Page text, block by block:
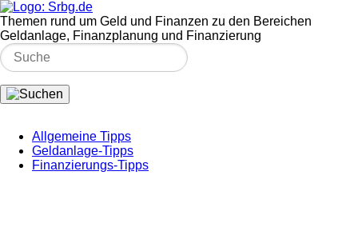
Themen rund um Geld und Finanzen zu den Bereichen
Geldanlage, Finanzplanung und Finanzierung
Allgemeine Tipps
Geldanlage-Tipps
Finanzierungs-Tipps